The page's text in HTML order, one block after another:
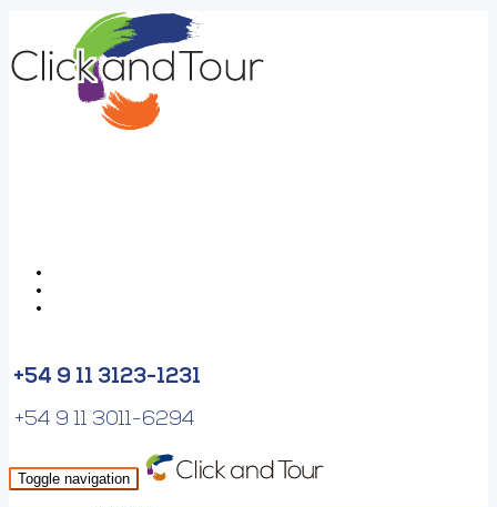
+54 9 11 3123-1231
+54 9 11 3011-6294
Toggle navigation